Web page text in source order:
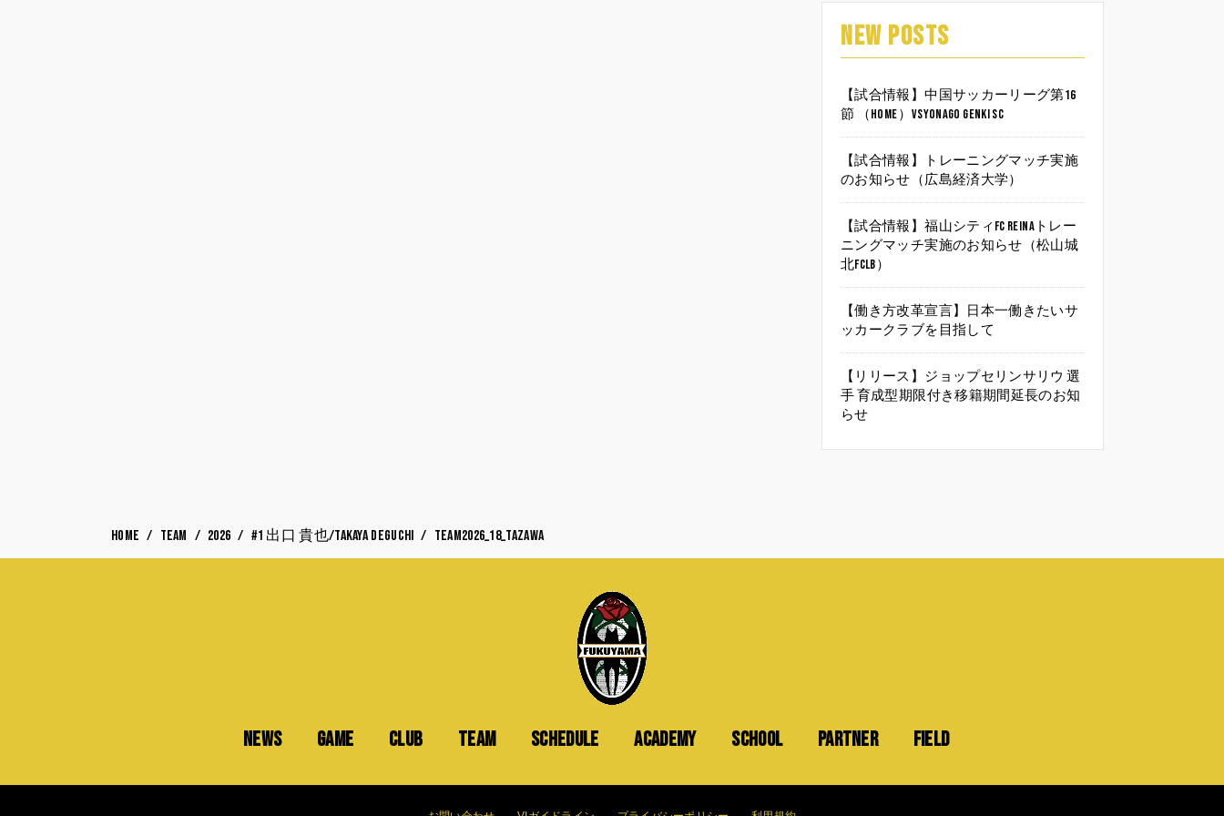
NEW POSTS
【試合情報】中国サッカーリーグ第16
節 （HOME）vsYonago Genki SC
【試合情報】トレーニングマッチ実施
のお知らせ（広島経済大学）
【試合情報】福山シティFC Reinaトレー
ニングマッチ実施のお知らせ（松山城
北FCLB）
【働き方改革宣言】日本一働きたいサ
ッカークラブを目指して
【リリース】ジョップセリンサリウ 選
手 育成型期限付き移籍期間延長のお知
らせ
HOME TEAM 2026 #1 出口 貴也/Takaya DEGUCHI team2026_18_tazawa
NEWS GAME CLUB TEAM SCHEDULE ACADEMY SCHOOL PARTNER FIELD